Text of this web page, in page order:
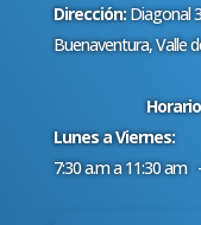
Dirección:Diagonal
Buenaventura, Valle
Horario de
Lunes a Viernes:
7:30 a.m a 11:30